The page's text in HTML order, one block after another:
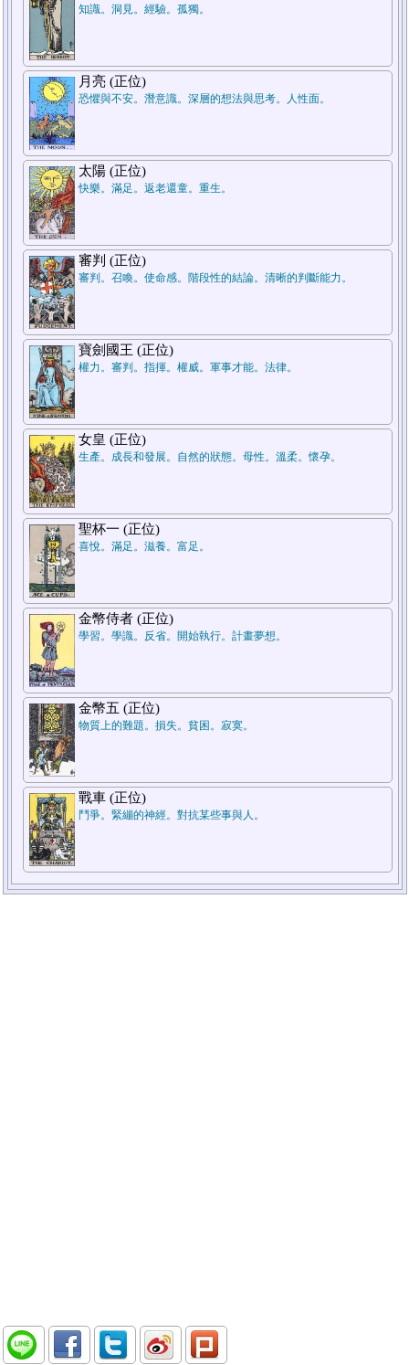
知識。洞見。經驗。孤獨。
月亮 (正位)
恐懼與不安。潛意識。深層的想法與思考。人性面。
太陽 (正位)
快樂。滿足。返老還童。重生。
審判 (正位)
審判。召喚。使命感。階段性的結論。清晰的判斷能力。
寶劍國王 (正位)
權力。審判。指揮。權威。軍事才能。法律。
女皇 (正位)
生產。成長和發展。自然的狀態。母性。溫柔。懷孕。
聖杯一 (正位)
喜悅。滿足。滋養。富足。
金幣侍者 (正位)
學習。學識。反省。開始執行。計畫夢想。
金幣五 (正位)
物質上的難題。損失。貧困。寂寞。
戰車 (正位)
鬥爭。緊繃的神經。對抗某些事與人。